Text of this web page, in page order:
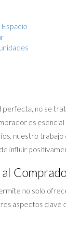
no se
es
nuestro
influir
no solo
aspectos